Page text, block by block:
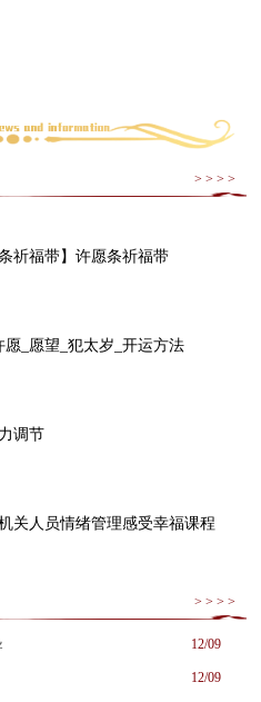
> > > >
条祈福带】许愿条祈福带
愿_愿望_犯太岁_开运方法
调节
关人员情绪管理感受幸福课程
> > > >
12/09
12/09